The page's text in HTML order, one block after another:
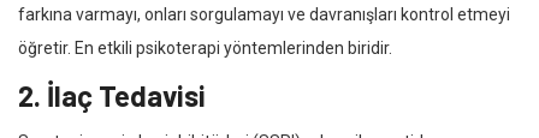
farkına varmayı, onları sorgulamayı ve davranışları kontrol etmeyi
öğretir. En etkili psikoterapi yöntemlerinden biridir.
2. İlaç Tedavisi